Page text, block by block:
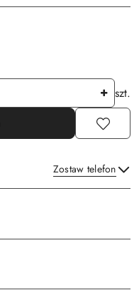
szt.
Zostaw telefon